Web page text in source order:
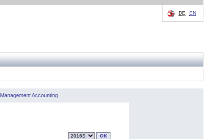
DE EN
Management Accounting